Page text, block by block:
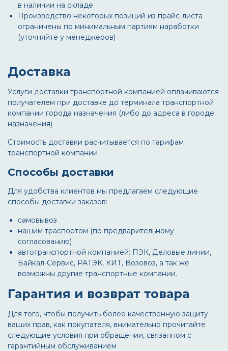
в наличии на складе
Производство некоторых позиций из прайс-листа
ограничены по минимальным партиям наработки
(уточняйте у менеджеров)
Доставка
Услуги доставки транспортной компанией оплачиваются
получателем при доставке до терминала транспортной
компании города назначения (либо до адреса в городе
назначения)
Стоимость доставки расчитывается по тарифам
транспортной компании
Способы доставки
Для удобства клиентов мы предлагаем следующие
способы доставки заказов:
самовывоз
нашим траспортом (по предварительному
согласованию)
автотранспортной компанией: ПЭК, Деловые линии,
Байкал-Сервис, РАТЭК, КИТ, Возовоз, а так же
возможны другие транспортные компании.
Гарантия и возврат товара
Для того, чтобы получить более качественную защиту
ваших прав, как покупателя, внимательно прочитайте
следующие условия при обращении, связанном с
гарантийным обслуживанием